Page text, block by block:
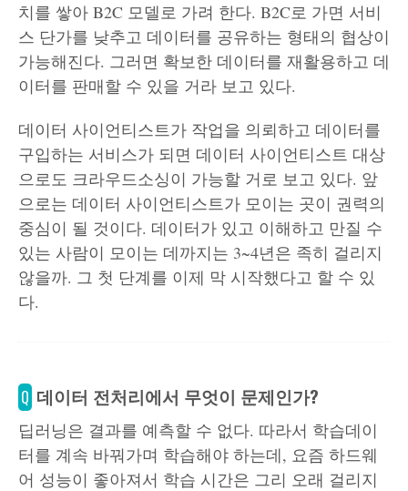
치를 쌓아 B2C 모델로 가려 한다. B2C로 가면 서비
스 단가를 낮추고 데이터를 공유하는 형태의 협상이
가능해진다. 그러면 확보한 데이터를 재활용하고 데
이터를 판매할 수 있을 거라 보고 있다.
데이터 사이언티스트가 작업을 의뢰하고 데이터를
구입하는 서비스가 되면 데이터 사이언티스트 대상
으로도 크라우드소싱이 가능할 거로 보고 있다. 앞
으로는 데이터 사이언티스트가 모이는 곳이 권력의
중심이 될 것이다. 데이터가 있고 이해하고 만질 수
있는 사람이 모이는 데까지는 3~4년은 족히 걸리지
않을까. 그 첫 단계를 이제 막 시작했다고 할 수 있
다.
Q 데이터 전처리에서 무엇이 문제인가?
딥러닝은 결과를 예측할 수 없다. 따라서 학습데이
터를 계속 바꿔가며 학습해야 하는데, 요즘 하드웨
어 성능이 좋아져서 학습 시간은 그리 오래 걸리지